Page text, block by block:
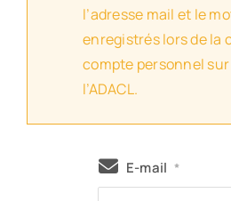
l’adresse mail et le
enregistrés lors de la
compte personnel
l’ADACL.
E-mail *